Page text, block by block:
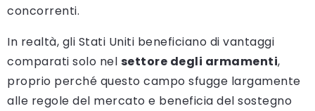
concorrenti.
In realtà, gli Stati Uniti beneficiano di vantaggi
comparati solo nel settore degli armamenti,
proprio perché questo campo sfugge largamente
alle regole del mercato e beneficia del sostegno